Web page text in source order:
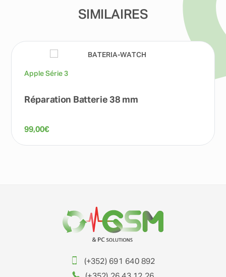
SIMILAIRES
Apple Série 3
Réparation Batterie 38 mm
99,00€
(+352) 691 640 892